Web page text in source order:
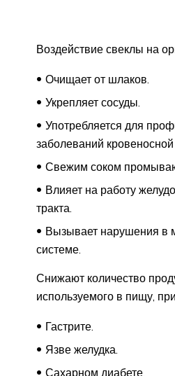
Воздействие свеклы на
Очищает от шлаков.
Укрепляет сосуды.
Употребляется для
заболеваний
Свежим соком
Влияет на работу
тракта.
Вызывает нарушения в
системе.
Снижают количество
используемого в пищу,
Гастрите.
Язве желудка.
Сахарном диабете.